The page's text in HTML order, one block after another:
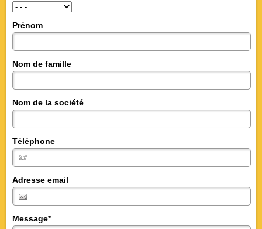
Prénom
Nom de famille
Nom de la société
Téléphone
Adresse email
Message*